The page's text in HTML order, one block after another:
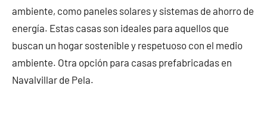
ambiente, como paneles solares y sistemas de ahorro de
energía. Estas casas son ideales para aquellos que
buscan un hogar sostenible y respetuoso con el medio
ambiente. Otra opción para casas prefabricadas en
Navalvillar de Pela.